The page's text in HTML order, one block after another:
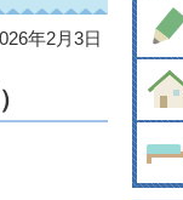
年2月3日